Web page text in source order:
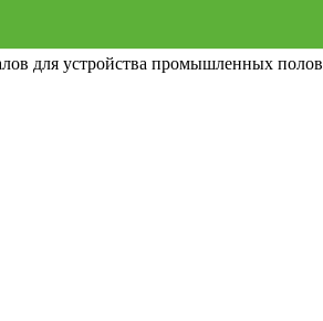
для устройства промышленных полов